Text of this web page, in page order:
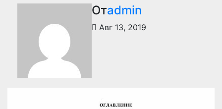
Отadmin
Авг 13, 2019